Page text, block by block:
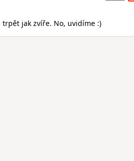
trpět jak zvíře. No, uvidíme :)